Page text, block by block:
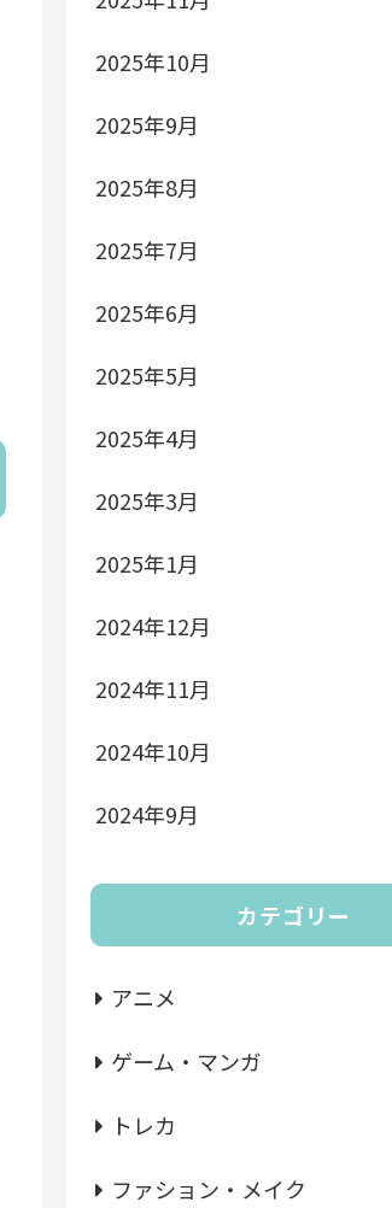
2025年10月
2025年9月
2025年8月
2025年7月
2025年6月
2025年5月
2025年4月
2025年3月
2025年1月
2024年12月
2024年11月
2024年10月
2024年9月
カテゴリー
アニメ
ゲーム・マンガ
トレカ
ファション・メイク